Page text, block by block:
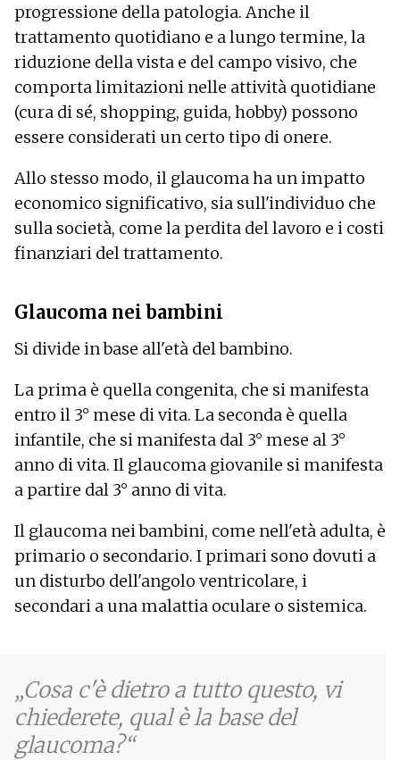
progressione della patologia. Anche il
trattamento quotidiano e a lungo termine, la
riduzione della vista e del campo visivo, che
comporta limitazioni nelle attività quotidiane
(cura di sé, shopping, guida, hobby) possono
essere considerati un certo tipo di onere.
Allo stesso modo, il glaucoma ha un impatto
economico significativo, sia sull'individuo che
sulla società, come la perdita del lavoro e i costi
finanziari del trattamento.
Glaucoma nei bambini
Si divide in base all'età del bambino.
La prima è quella congenita, che si manifesta
entro il 3° mese di vita. La seconda è quella
infantile, che si manifesta dal 3° mese al 3°
anno di vita. Il glaucoma giovanile si manifesta
a partire dal 3° anno di vita.
Il glaucoma nei bambini, come nell'età adulta, è
primario o secondario. I primari sono dovuti a
un disturbo dell'angolo ventricolare, i
secondari a una malattia oculare o sistemica.
Cosa c'è dietro a tutto questo, vi
chiederete, qual è la base del
glaucoma?